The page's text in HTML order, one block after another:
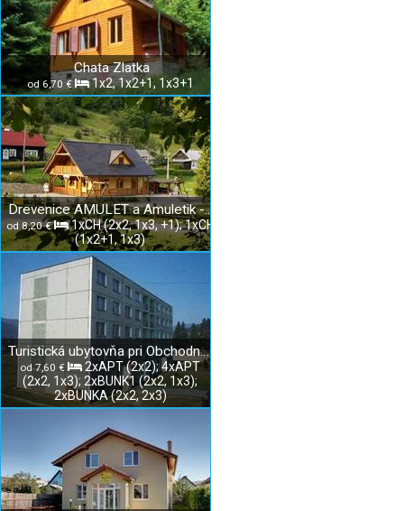
Chata Zlatka
od 6,70 € 1x2, 1x2+1, 1x3+1
Drevenice AMULET a Amuletik - Slovenský raj
od 8,20 €
1xCH (2x2, 1x3, +1); 1xCH
(1x2+1, 1x3)
Turistická ubytovňa pri Obchodnej akadémii v Rožňave
od 7,60 €
2xAPT (2x2); 4xAPT
(2x2, 1x3); 2xBUNK1 (2x2, 1x3);
2xBUNKA (2x2, 2x3)